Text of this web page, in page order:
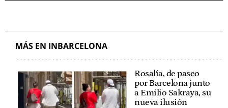
MÁS EN INBARCELONA
Rosalía, de paseo
por Barcelona junto
a Emilio Sakraya, su
nueva ilusión